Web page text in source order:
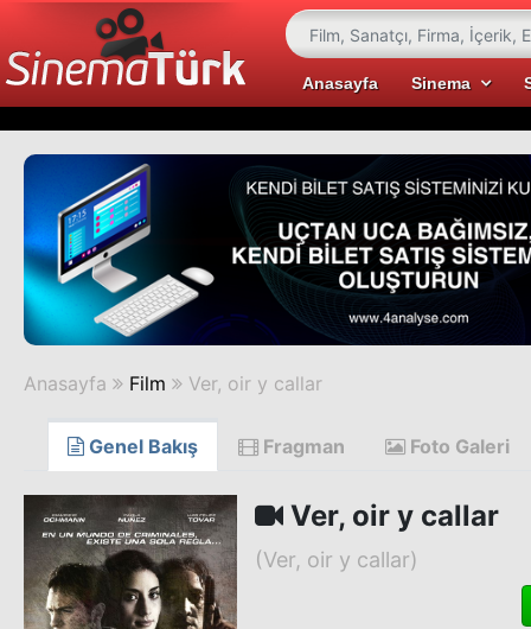
Anasayfa Sinema
Anasayfa Film Ver, oir y callar
Genel Bakış Fragman Foto Galeri
Ver, oir y callar
(Ver, oir y callar)